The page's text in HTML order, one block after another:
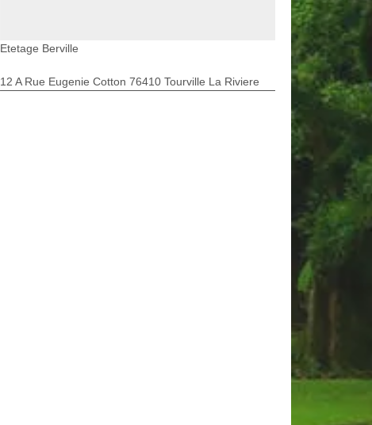
Etetage Berville
12 A Rue Eugenie Cotton 76410 Tourville La Riviere